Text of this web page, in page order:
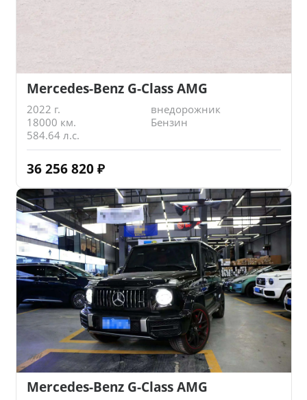
Mercedes-Benz G-Class AMG
2022 г.
внедорожник
18000 км.
Бензин
584.64 л.с.
36 256 820 ₽
Mercedes-Benz G-Class AMG